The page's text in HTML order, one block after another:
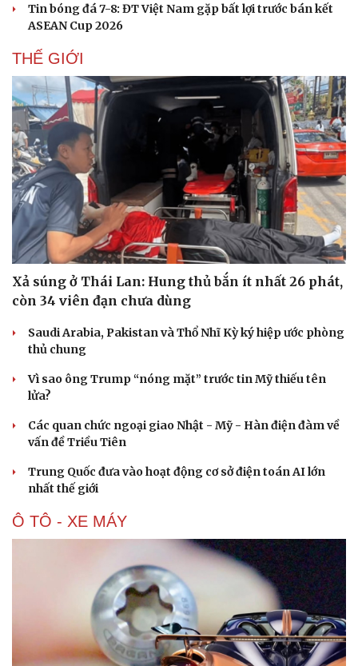
Văn hóa
Sân khấu - Điện ảnh
Văn học
Âm nhạc
Di sản
Giải trí
Nghệ sĩ
Thời trang
Sao Việt
Tin bóng đá 7-8: ĐT Việt Nam gặp bất lợi trước bán kết
ASEAN Cup 2026
THẾ GIỚI
Xả súng ở Thái Lan: Hung thủ bắn ít nhất 26 phát,
còn 34 viên đạn chưa dùng
Saudi Arabia, Pakistan và Thổ Nhĩ Kỳ ký hiệp ước phòng
thủ chung
Vì sao ông Trump “nóng mặt” trước tin Mỹ thiếu tên
lửa?
Các quan chức ngoại giao Nhật - Mỹ - Hàn điện đàm về
vấn đề Triều Tiên
Trung Quốc đưa vào hoạt động cơ sở điện toán AI lớn
nhất thế giới
Ô TÔ - XE MÁY